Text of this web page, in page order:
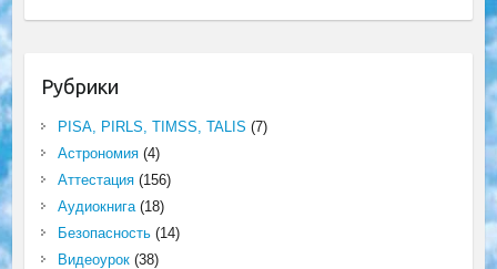
Рубрики
PISA, PIRLS, TIMSS, TALIS (7)
Астрономия(4)
Аттестация(156)
Аудиокнига(18)
Безопасность(14)
Видеоурок(38)